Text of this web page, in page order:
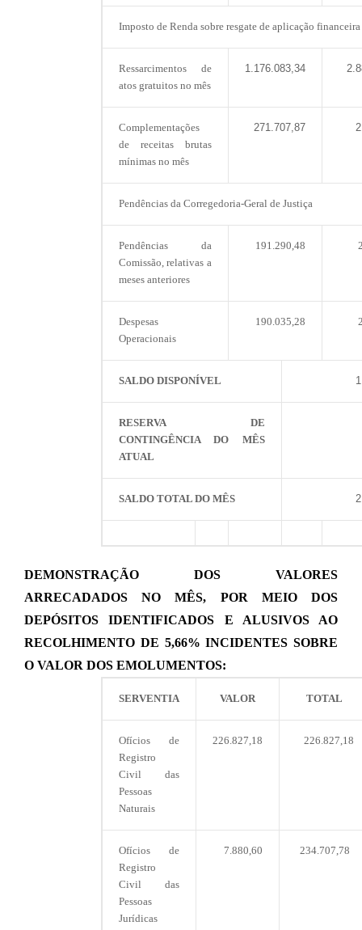
Imposto de Renda sobre resgate de aplicação financeira
Ressarcimentos de
atos gratuitos no mês
1.176.083,34
Complementações
de receitas brutas
mínimas no mês
271.707,87
Pendências da Corregedoria-Geral de Justiça
Pendências da
Comissão, relativas a
meses anteriores
191.290,48
Despesas
Operacionais
190.035,28
SALDO DISPONÍVEL
RESERVA DE
CONTINGÊNCIA DO MÊS
ATUAL
SALDO TOTAL DO MÊS
DEMONSTRAÇÃO DOS VALORES
ARRECADADOS NO MÊS, POR MEIO DOS
DEPÓSITOS IDENTIFICADOS E ALUSIVOS AO
RECOLHIMENTO DE 5,66% INCIDENTES SOBRE
O VALOR DOS EMOLUMENTOS:
SERVENTIA VALOR TOTAL
Ofícios de
Registro
Civil das
Pessoas
Naturais
226.827,18 226.827,18
Ofícios de
Registro
Civil das
Pessoas
Jurídicas
7.880,60 234.707,78